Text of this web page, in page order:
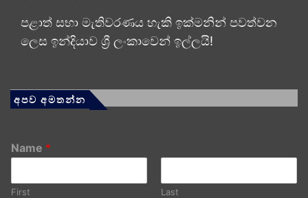
පළාත් සභා මැතිවරණය හැකි ඉක්මනින් පවත්වන
ලෙස ඉන්දියාව ශ්‍රී ලංකාවෙන් ඉල්ලයි!
අපව අමතන්න
Name *
First Last